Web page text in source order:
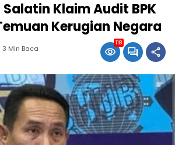
Klaim Audit BPK
Kerugian Negara
3 Min Baca
118